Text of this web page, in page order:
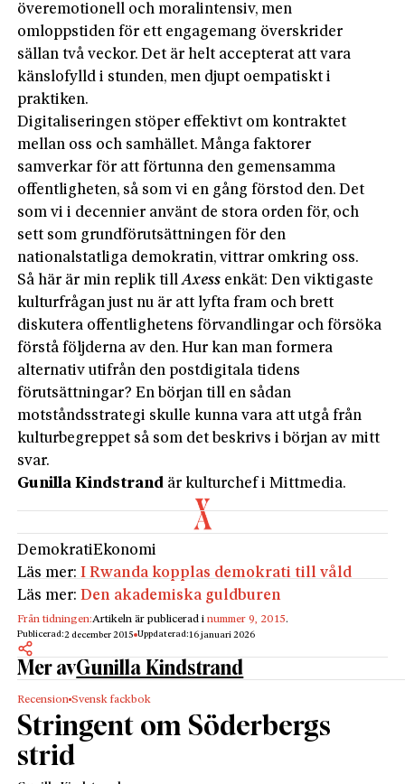
överemotionell och moralintensiv, men
omloppstiden för ett engagemang överskrider
sällan två veckor. Det är helt accepterat att vara
känslofylld i stunden, men djupt oempatiskt i
praktiken.
Digitaliseringen stöper effektivt om kontraktet
mellan oss och samhället. Många faktorer
samverkar för att förtunna den gemensamma
offentligheten, så som vi en gång förstod den. Det
som vi i decennier använt de stora orden för, och
sett som grundförutsättningen för den
nationalstatliga demokratin, vittrar omkring oss.
Så här är min replik tillAxess enkät: Den viktigaste
kulturfrågan just nu är att lyfta fram och brett
diskutera offentlighetens förvandlingar och försöka
förstå följderna av den. Hur kan man formera
alternativ utifrån den postdigitala tidens
förutsättningar? En början till en sådan
motståndsstrategi skulle kunna vara att utgå från
kulturbegreppet så som det beskrivs i början av mitt
svar.
Gunilla Kindstrand är kulturchef i Mittmedia.
DemokratiEkonomi
Läs mer:I Rwanda kopplas demokrati till våld
Läs mer:Den akademiska guldburen
Från tidningen:Artikeln är publicerad inummer 9, 2015.
Publicerad:2 december 2015 Uppdaterad:16 januari 2026
Mer avGunilla Kindstrand
Recension Svensk fackbok
Stringent om Söderbergs
strid